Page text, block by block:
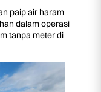
paip air haram
dalam operasi
tanpa meter di